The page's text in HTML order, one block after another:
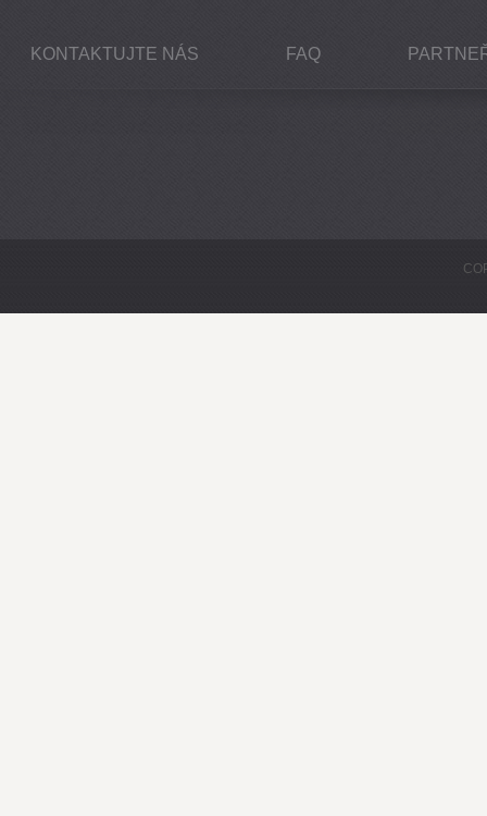
KONTAKTUJTE NÁS FAQ